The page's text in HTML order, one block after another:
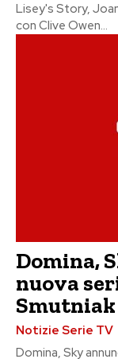
Lisey's Story,
con Clive Owen...
Domina,
nuova
Notizie Serie TV
Domina, Sky